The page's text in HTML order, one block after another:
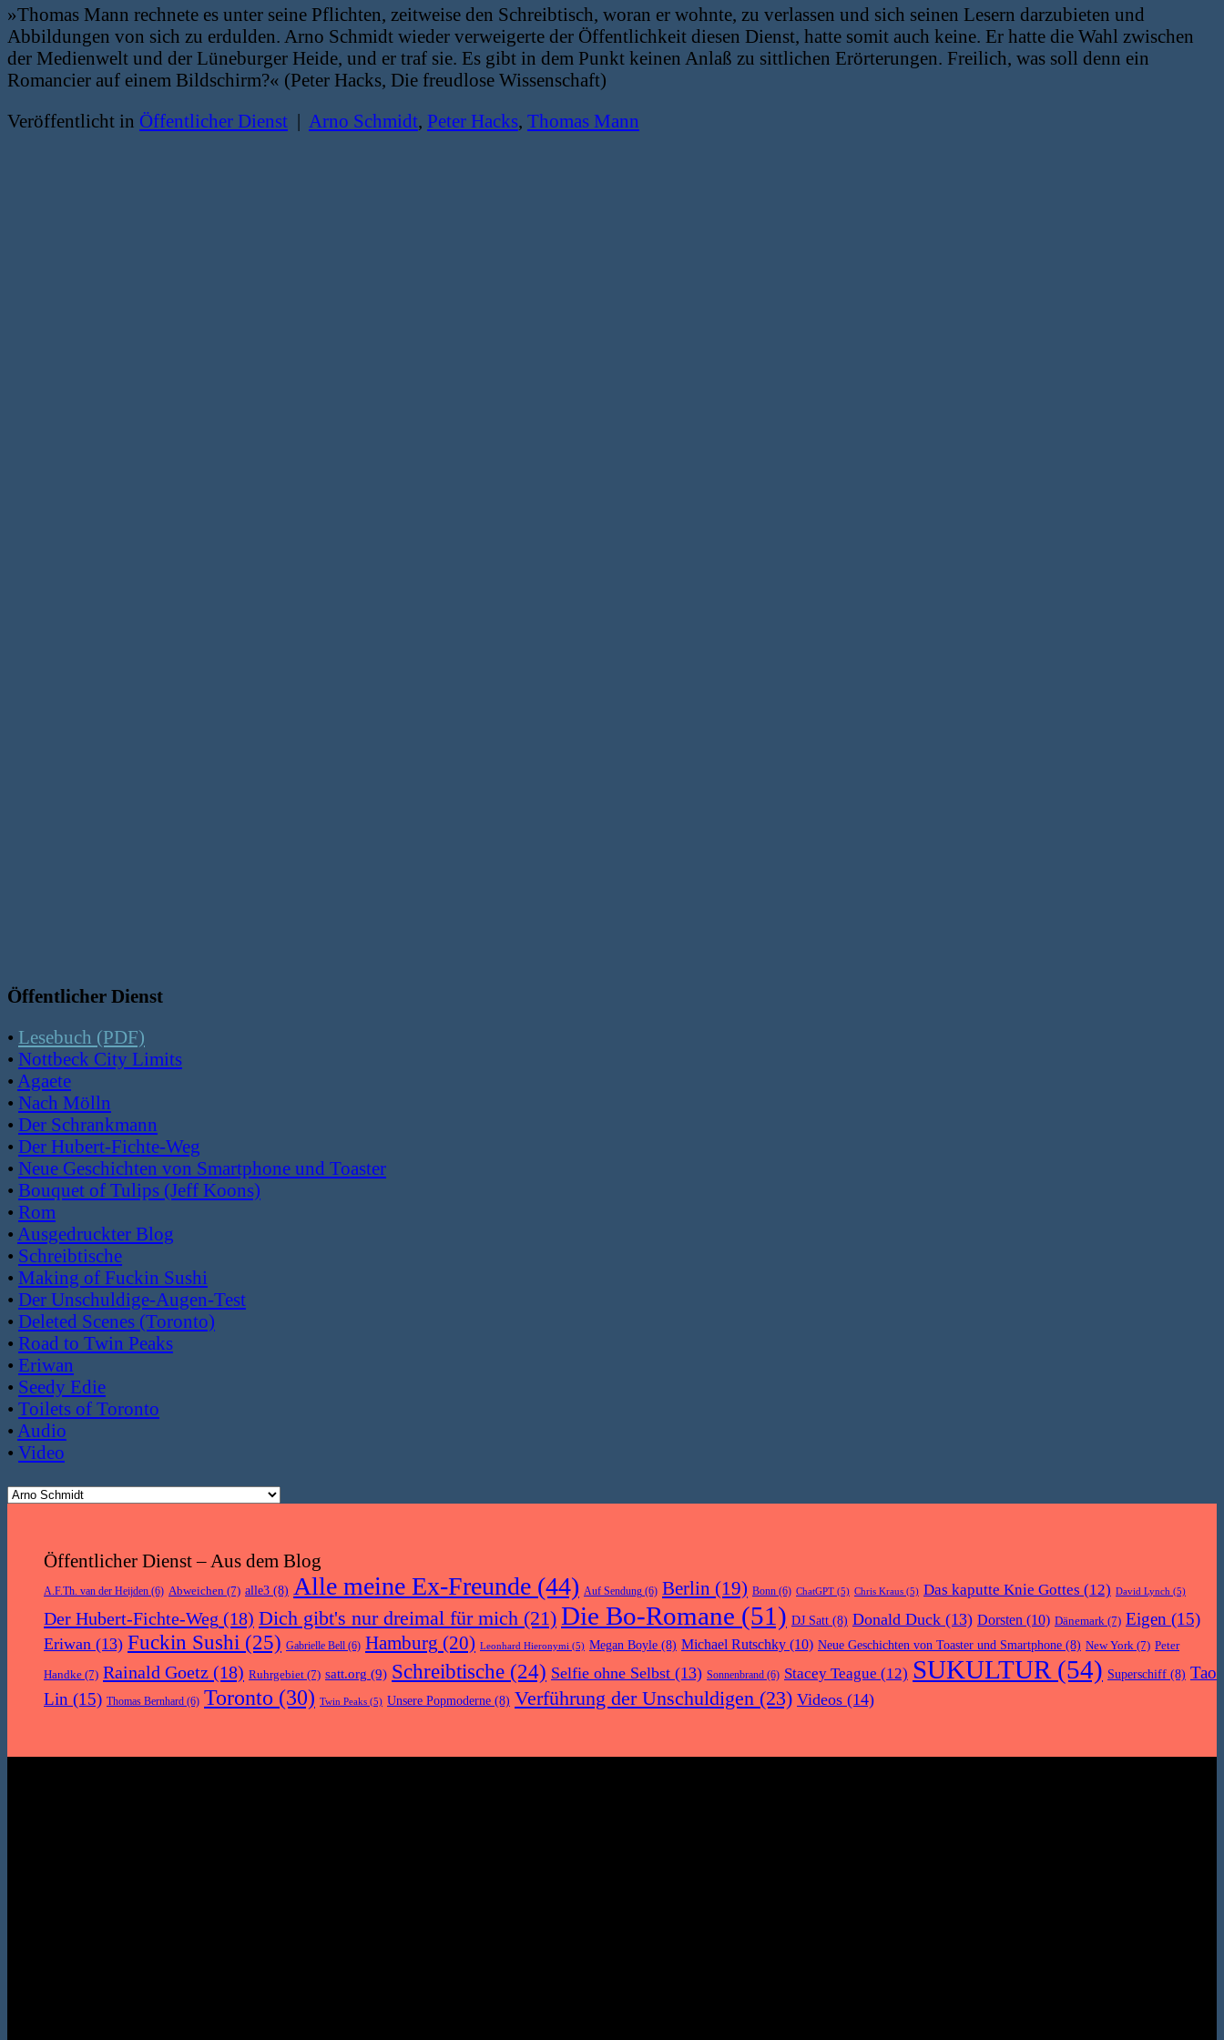
»Thomas Mann rechnete es unter seine Pflichten, zeitweise den Schreibtisch, woran er wohnte, zu verlassen und sich seinen Lesern darzubieten und
Abbildungen von sich zu erdulden. Arno Schmidt wieder verweigerte der Öffentlichkeit diesen Dienst, hatte somit auch keine. Er hatte die Wahl zwischen
der Medienwelt und der Lüneburger Heide, und er traf sie. Es gibt in dem Punkt keinen Anlaß zu sittlichen Erörterungen. Freilich, was soll denn ein
Romancier auf einem Bildschirm?« (Peter Hacks, Die freudlose Wissenschaft)
Veröffentlicht in Öffentlicher Dienst | Arno Schmidt, Peter Hacks, Thomas Mann
Öffentlicher Dienst
• Lesebuch (PDF)
• Nottbeck City Limits
• Agaete
• Nach Mölln
• Der Schrankmann
• Der Hubert-Fichte-Weg
• Neue Geschichten von Smartphone und Toaster
• Bouquet of Tulips (Jeff Koons)
• Rom
• Ausgedruckter Blog
• Schreibtische
• Making of Fuckin Sushi
• Der Unschuldige-Augen-Test
• Deleted Scenes (Toronto)
• Road to Twin Peaks
• Eriwan
• Seedy Edie
• Toilets of Toronto
• Audio
• Video
Öffentlicher Dienst – Aus dem Blog
A.F.Th. van der Heijden (6) Abweichen (7) alle3 (8) Alle meine Ex-Freunde (44) Auf Sendung (6) Berlin (19) Bonn (6) ChatGPT (5) Chris Kraus (5) Das kaputte Knie Gottes (12) David Lynch (5)
Der Hubert-Fichte-Weg (18) Dich gibt's nur dreimal für mich (21) Die Bo-Romane (51) DJ Satt (8) Donald Duck (13) Dorsten (10) Dänemark (7) Eigen (15)
Eriwan (13) Fuckin Sushi (25) Gabrielle Bell (6) Hamburg (20) Leonhard Hieronymi (5) Megan Boyle (8) Michael Rutschky (10) Neue Geschichten von Toaster und Smartphone (8) New York (7) Peter
Handke (7) Rainald Goetz (18) Ruhrgebiet (7) satt.org (9) Schreibtische (24) Selfie ohne Selbst (13) Sonnenbrand (6) Stacey Teague (12) SUKULTUR (54) Superschiff (8) Tao
Lin (15) Thomas Bernhard (6) Toronto (30) Twin Peaks (5) Unsere Popmoderne (8) Verführung der Unschuldigen (23) Videos (14)